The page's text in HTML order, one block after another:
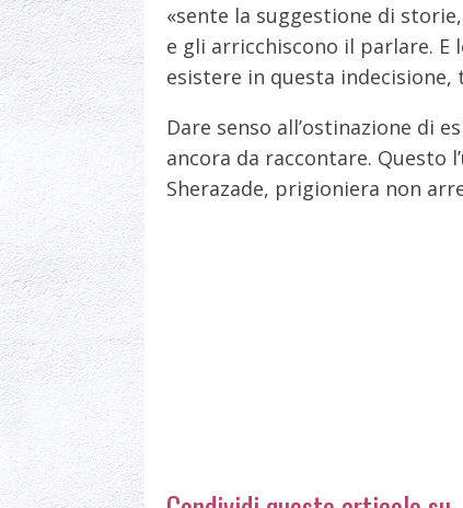
«sente la suggestione di
e gli arricchiscono il parlare. E
esistere in questa
Dare senso all’ostinazione di
ancora da raccontare. Questo
Sherazade, prigioniera non